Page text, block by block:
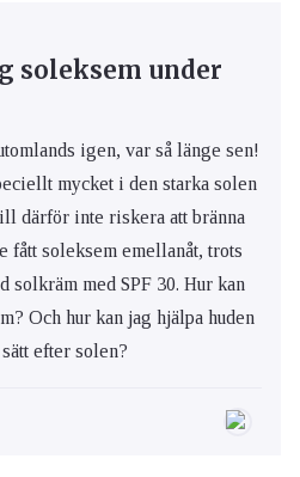
soleksem under
igen, var så länge sen!
mycket i den starka solen
därför inte riskera att bränna
fått soleksem emellanåt, trots
solkräm med SPF 30. Hur kan
Och hur kan jag hjälpa huden
efter solen?